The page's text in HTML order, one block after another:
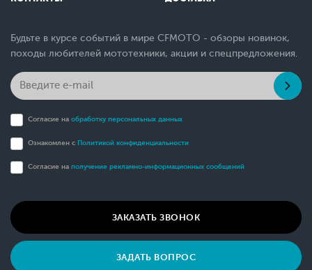
Будьте в курсе событий в мире CFMOTO - обзоры новинок,
походы любителей мототехники, акции и спецпредложения.
Согласие на обработку персональных данных
Ознакомлен с Политикой конфиденциальности
Согласие на получение рекламно-информационных сообщений
ЗАКАЗАТЬ ЗВОНОК
ЗАДАТЬ ВОПРОС